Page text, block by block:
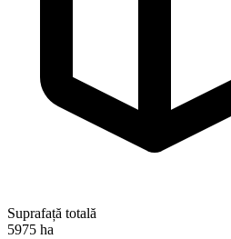
Suprafață totală
5975 ha